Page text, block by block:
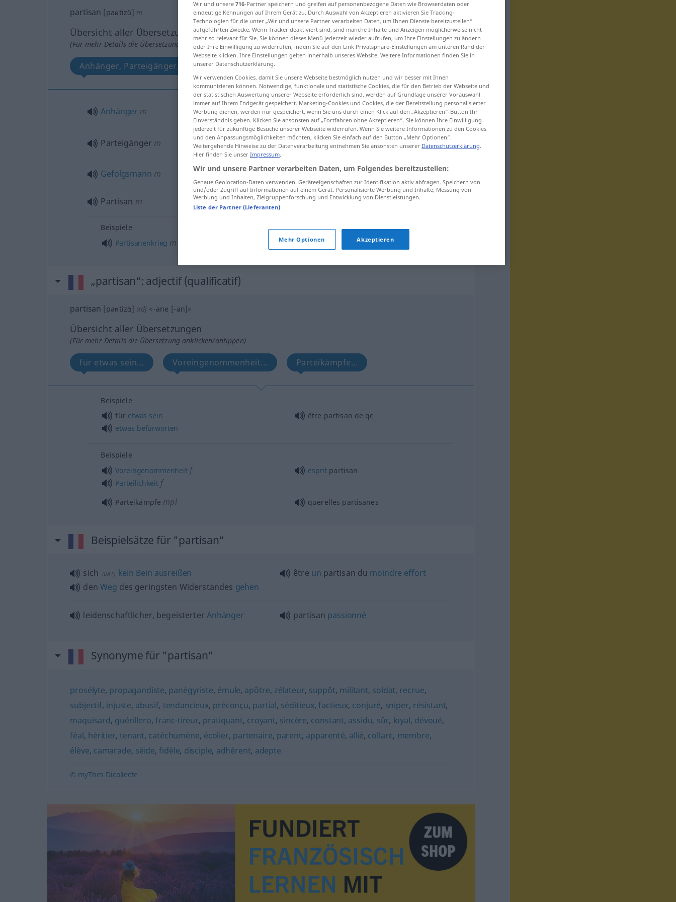
partisan [paʀtizɑ̃] m
Übersicht aller Übersetzungen
(Für mehr Details die Übersetzung anklicken/antippen)
Anhänger, Parteigänger, Gefolgsmann Partisan
Anhänger m partisan POL
Parteigänger m partisan
Gefolgsmann m partisan
Partisan m partisan MIL
Beispiele
Partisanenkrieg m guerre de partisans
„partisan“: adjectif (qualificatif)
partisan [paʀtizɑ̃] adj <-ane [-an]>
Übersicht aller Übersetzungen
(Für mehr Details die Übersetzung anklicken/antippen)
für etwas sein... Voreingenommenheit... Parteikämpfe...
Beispiele
für etwas sein
etwas befürworten
être partisan de qc
Beispiele
Voreingenommenheitf
Parteilichkeitf
esprit partisan
Parteikämpfe mpl querelles partisanes
Beispielsätze für "partisan"
sich (DAT) kein Bein ausreißen
den Weg des geringsten Widerstandes gehen
être un partisan du moindre effort
leidenschaftlicher, begeisterterAnhänger partisan passionné
Synonyme für "partisan"
prosélyte, propagandiste, panégyriste, émule, apôtre, zélateur, suppôt, militant, soldat, recrue,
subjectif, injuste, abusif, tendancieux, préconçu, partial, séditieux,factieux, conjuré, sniper, résistant,
maquisard, guérillero, franc-tireur, pratiquant, croyant, sincère, constant, assidu, sûr, loyal, dévoué,
féal, héritier,tenant, catéchumène, écolier, partenaire, parent, apparenté, allié, collant, membre,
élève, camarade, séide,fidèle, disciple, adhérent, adepte
© myThes Dicollecte
Wir und unsere 716-Partner speichern und greifen auf personenbezogene Daten wie Browserdaten oder
eindeutige Kennungen auf Ihrem Gerät zu. Durch Auswahl von Akzeptieren aktivieren Sie Tracking-
Technologien für die unter „Wir und unsere Partner verarbeiten Daten, um Ihnen Dienste bereitzustellen“
aufgeführten Zwecke. Wenn Tracker deaktiviert sind, sind manche Inhalte und Anzeigen möglicherweise nicht
mehr so relevant für Sie. Sie können dieses Menü jederzeit wieder aufrufen, um Ihre Einstellungen zu ändern
oder Ihre Einwilligung zu widerrufen, indem Sie auf den Link Privatsphäre-Einstellungen am unteren Rand der
Webseite klicken. Ihre Einstellungen gelten innerhalb unseres Website. Weitere Informationen finden Sie in
unserer Datenschutzerklärung.
Wir verwenden Cookies, damit Sie unsere Webseite bestmöglich nutzen und wir besser mit Ihnen
kommunizieren können. Notwendige, funktionale und statistische Cookies, die für den Betrieb der Webseite und
der statistischen Auswertung unserer Webseite erforderlich sind, werden auf Grundlage unserer Vorauswahl
immer auf Ihrem Endgerät gespeichert. Marketing-Cookies und Cookies, die der Bereitstellung personalisierter
Werbung dienen, werden nur gespeichert, wenn Sie uns durch einen Klick auf den „Akzeptieren“-Button Ihr
Einverständnis geben. Klicken Sie ansonsten auf „Fortfahren ohne Akzeptieren“. Sie können Ihre Einwilligung
jederzeit für zukünftige Besuche unserer Webseite widerrufen. Wenn Sie weitere Informationen zu den Cookies
und den Anpassungsmöglichkeiten möchten, klicken Sie einfach auf den Button „Mehr Optionen“.
Weitergehende Hinweise zu der Datenverarbeitung entnehmen Sie ansonsten unserer Datenschutzerklärung.
Hier finden Sie unser Impressum.
Wir und unsere Partner verarbeiten Daten, um Folgendes bereitzustellen:
Genaue Geolocation-Daten verwenden. Geräteeigenschaften zur Identifikation aktiv abfragen. Speichern von
und/oder Zugriff auf Informationen auf einem Gerät. Personalisierte Werbung und Inhalte, Messung von
Werbung und Inhalten, Zielgruppenforschung und Entwicklung von Dienstleistungen.
Liste der Partner (Lieferanten)
Mehr Optionen Akzeptieren